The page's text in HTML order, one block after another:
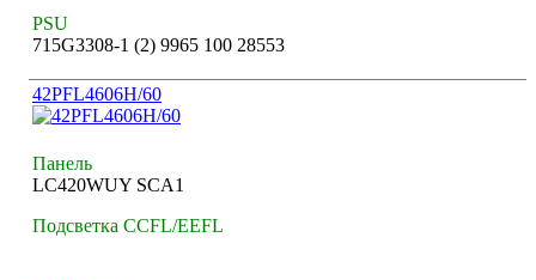
PSU
715G3308-1 (2) 9965 100 28553
42PFL4606H/60
Панель
LC420WUY SCA1
Подсветка CCFL/EEFL